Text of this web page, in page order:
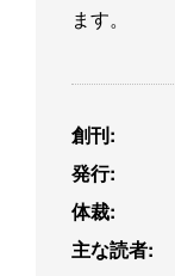
ます。
創刊:
発行:
体裁:
主な読者: